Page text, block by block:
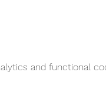
and functional